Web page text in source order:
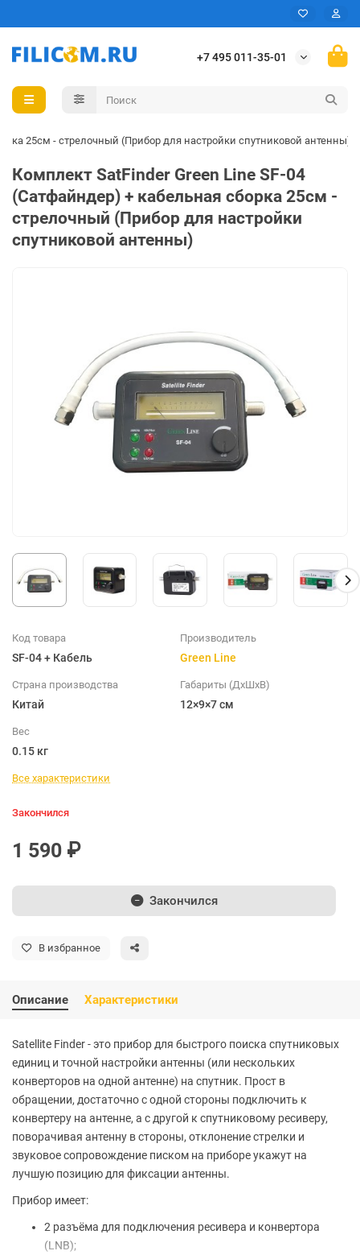
+7 495 011-35-01
25см - стрелочный (Прибор для настройки спутниковой антенны)
Комплект SatFinder Green Line SF-04
(Сатфайндер) + кабельная сборка 25см -
стрелочный (Прибор для настройки
спутниковой антенны)
Код товара
SF-04 + Кабель
Производитель
Green Line
Страна производства
Китай
Габариты (ДхШхВ)
12×9×7 см
Вес
0.15 кг
Все характеристики
Закончился
1 590 ₽
Закончился
В избранное
Описание Характеристики
Satellite Finder - это прибор для быстрого поиска спутниковых
единиц и точной настройки антенны (или нескольких
конверторов на одной антенне) на спутник. Прост в
обращении, достаточно с одной стороны подключить к
конвертеру на антенне, а с другой к спутниковому ресиверу,
поворачивая антенну в стороны, отклонение стрелки и
звуковое сопровождение писком на приборе укажут на
лучшую позицию для фиксации антенны.
Прибор имеет:
2 разъёма для подключения ресивера и конвертора
(LNB);